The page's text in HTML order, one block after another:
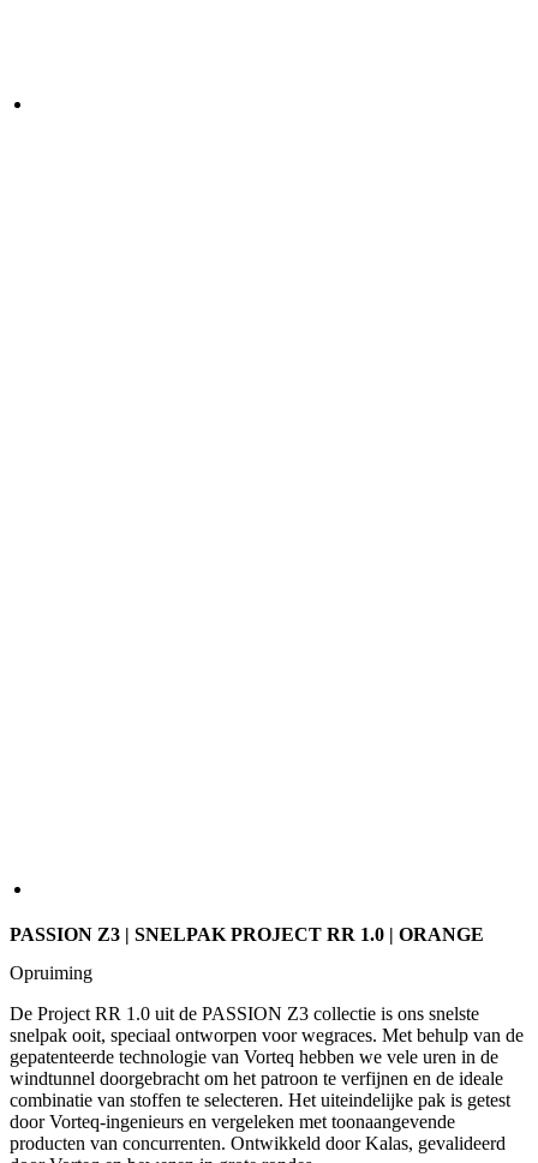
PASSION Z3 | SNELPAK PROJECT RR 1.0 | ORANGE
Opruiming
De Project RR 1.0 uit de PASSION Z3 collectie is ons snelste
snelpak ooit, speciaal ontworpen voor wegraces. Met behulp van de
gepatenteerde technologie van Vorteq hebben we vele uren in de
windtunnel doorgebracht om het patroon te verfijnen en de ideale
combinatie van stoffen te selecteren. Het uiteindelijke pak is getest
door Vorteq-ingenieurs en vergeleken met toonaangevende
producten van concurrenten. Ontwikkeld door Kalas, gevalideerd